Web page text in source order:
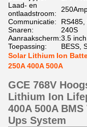
Laad- en
ontlaadstroom:
Communicatie:
Snaren:
240S
Aanraakscherm:3.5
Toepassing:
BESS,
Solar Lithium Ion
250A 400A 500A
GCE 768V
Lithium Ion
400A 500A
Ups System